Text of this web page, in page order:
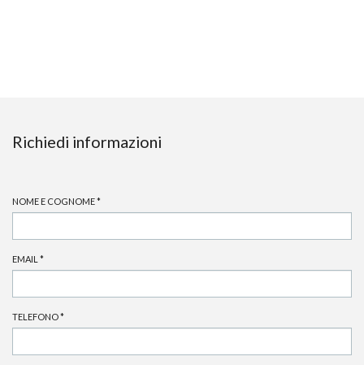
Richiedi informazioni
NOME E COGNOME*
EMAIL *
TELEFONO*